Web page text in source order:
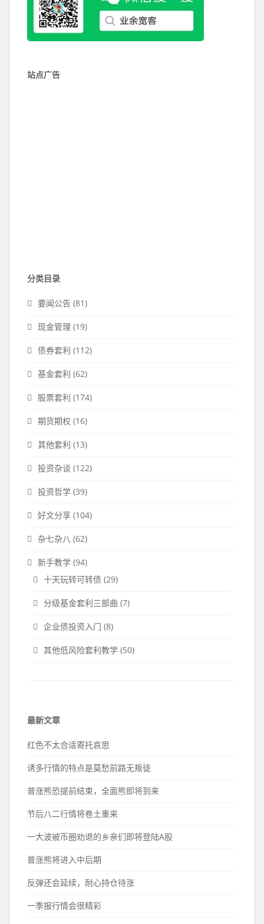
站点广告
分类目录
要闻公告 (81)
现金管理 (19)
债券套利 (112)
基金套利 (62)
股票套利 (174)
期货期权 (16)
其他套利 (13)
投资杂谈 (122)
投资哲学 (39)
好文分享 (104)
杂七杂八 (62)
新手教学 (94)
十天玩转可转债 (29)
分级基金套利三部曲 (7)
企业债投资入门 (8)
其他低风险套利教学 (50)
最新文章
红色不太合适寄托哀思
诱多行情的特点是莫愁前路无叛徒
普涨熊恐提前结束，全面熊即将到来
节后八二行情将卷土重来
一大波被币圈劝退的乡亲们即将登陆A股
普涨熊将进入中后期
反弹还会延续，耐心持仓待涨
一季报行情会很精彩